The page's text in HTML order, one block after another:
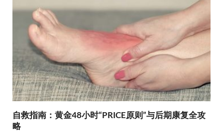
自救指南：黄金48小时“PRICE原则”与后期康复全攻
略